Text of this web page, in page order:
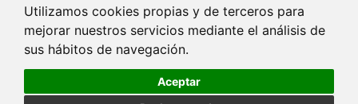
Utilizamos cookies propias y de terceros para
mejorar nuestros servicios mediante el análisis de
sus hábitos de navegación.
Aceptar
Contacto
Av. Monforte de Lemos, 3-5. Pabellón 11. Planta 0 28029 Madrid
info@ciberisciii.es